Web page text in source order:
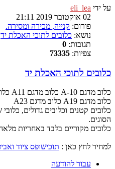
על ידי eli_lea
02 אוקטובר 2019 21:11
פורום: קנייה, מכירה ומסירה.
נושא: כלובים לתוכי האכלת יד
תגובות: 0
צפיות: 73335
כלובים לתוכי האכלת יד
כלוב מדגם A19 כלוב מדגם A23
כלובים קטנים וכלובים גדולים,
הסוגים.
כלובים מקוריים בלבד באחריות
למחיר לחץ כאן : תוכישופס ציוד
עבור להודעה